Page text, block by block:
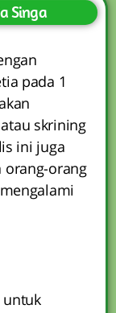
Singa
pada 1
skrining
ini juga
orang-orang
untuk